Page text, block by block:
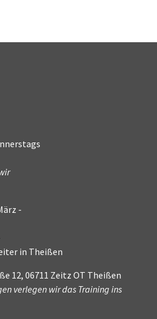
-
in Theißen
12, 06711 Zeitz OT Theißen
verlegen wir das Training ins